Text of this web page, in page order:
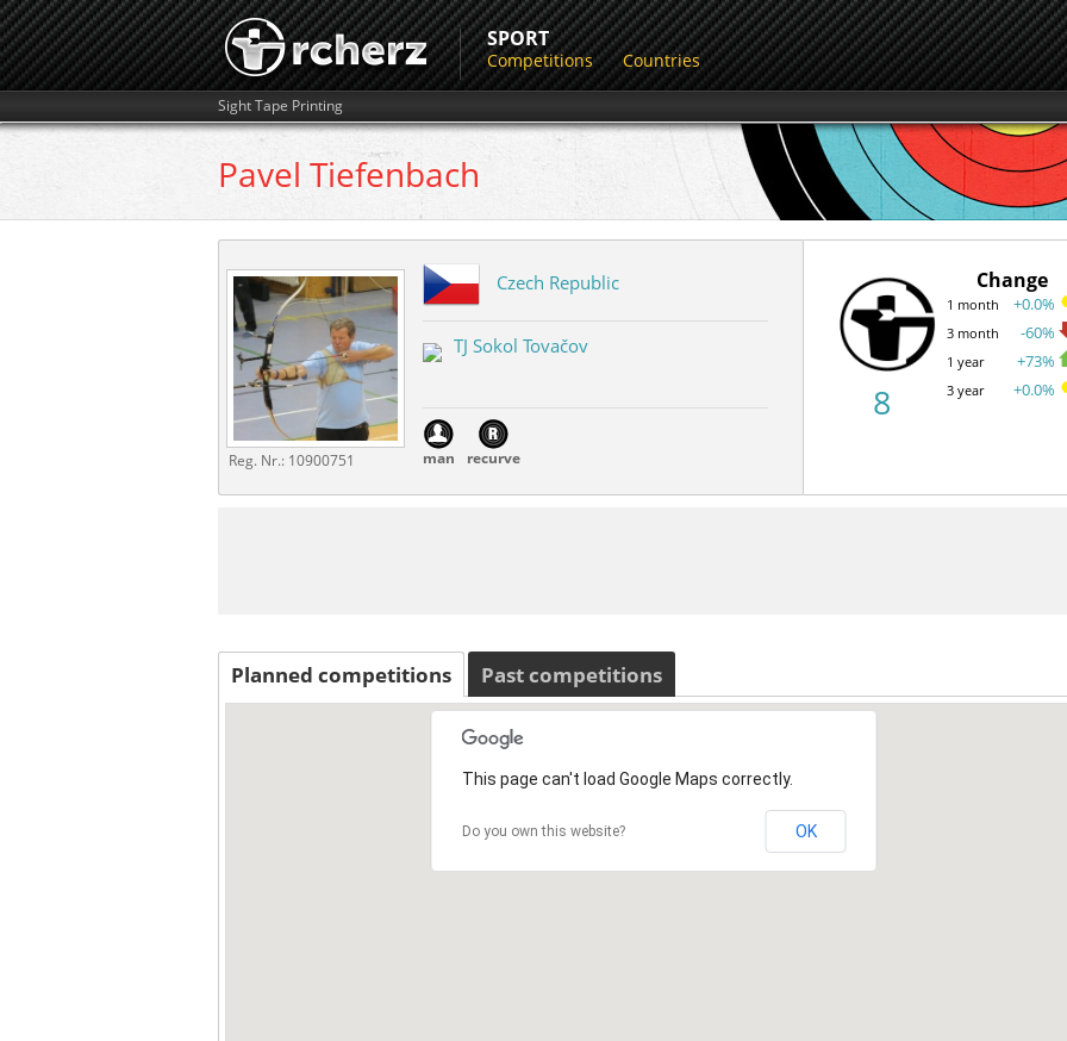
SPORT
Competitions Countries
Sight Tape Printing
Pavel Tiefenbach
Reg. Nr.: 10900751
Czech Republic
TJ Sokol Tovačov
man recurve
8
Change
1 month
3 month
1 year
3 year
+0.0%
-60%
+73%
+0.0%
Planned competitions Past competitions
This page can't load Google Maps correctly.
Do you own this website? OK